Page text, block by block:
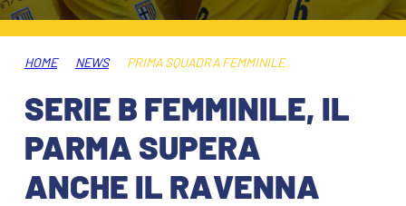
ABBONAMENTI
INFO BIGLIETTI
MUSEUM CLUB EXPERIENCE
TARDINI CARD
SHOP
HOSPITALITY
HOSPITALITY
MUSEUM CLUB EXPERIENCE
ESPORTS
HOME NEWS PRIMA SQUADRA FEMMINILE
SERIE B FEMMINILE, IL
PARMA SUPERA
ANCHE IL RAVENNA